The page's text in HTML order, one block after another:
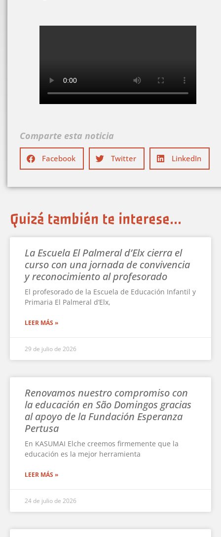
Comparte esta noticia
Facebook Twitter LinkedIn
Quizá también te interese...
La Escuela El Palmeral d’Elx cierra el
curso con una jornada de convivencia
y reconocimiento al profesorado
El profesorado de la Escuela de Educación Infantil y
Primaria El Palmeral d’Elx,
LEER MÁS »
29 de julio de 2026
Renovamos nuestro compromiso con
la educación en São Domingos gracias
al apoyo de la Fundación Esperanza
Pertusa
En KASUMAI Elche creemos firmemente que la
educación es la mejor herramienta
LEER MÁS »
24 de julio de 2026